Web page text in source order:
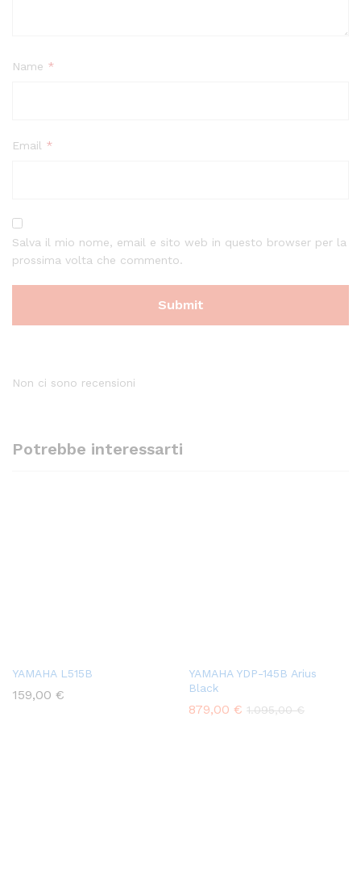
Name *
Email *
Salva il mio nome, email e sito web in questo browser per la
prossima volta che commento.
Non ci sono recensioni
Potrebbe interessarti
YAMAHA L515B
159,00 €
YAMAHA YDP-145B Arius
Black
879,00 € 1.095,00€